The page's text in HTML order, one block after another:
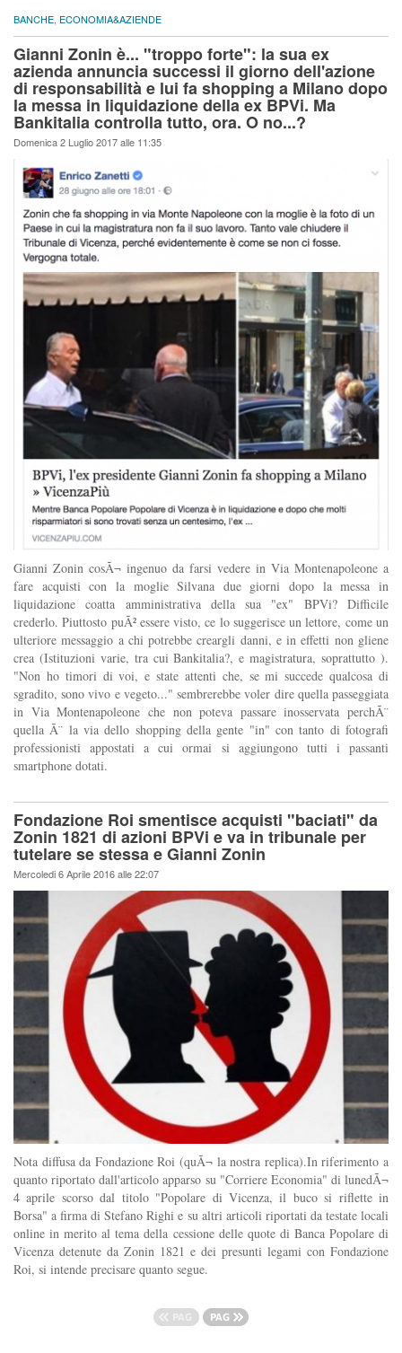
BANCHE, ECONOMIA&AZIENDE
Gianni Zonin è... "troppo forte": la sua ex
azienda annuncia successi il giorno dell'azione
di responsabilità e lui fa shopping a Milano dopo
la messa in liquidazione della ex BPVi. Ma
Bankitalia controlla tutto, ora. O no...?
Domenica 2 Luglio 2017 alle 11:35
Gianni Zonin cosÃ¬ ingenuo da farsi vedere in Via Montenapoleone a
fare acquisti con la moglie Silvana due giorni dopo la messa in
liquidazione coatta amministrativa della sua "ex" BPVi? Difficile
crederlo. Piuttosto puÃ² essere visto, ce lo suggerisce un lettore, come un
ulteriore messaggio a chi potrebbe creargli danni, e in effetti non gliene
crea (Istituzioni varie, tra cui Bankitalia?, e magistratura, soprattutto ).
"Non ho timori di voi, e state attenti che, se mi succede qualcosa di
sgradito, sono vivo e vegeto..." sembrerebbe voler dire quella passeggiata
in Via Montenapoleone che non poteva passare inosservata perchÃ¨
quella Ã¨ la via dello shopping della gente "in" con tanto di fotografi
professionisti appostati a cui ormai si aggiungono tutti i passanti
smartphone dotati.
Fondazione Roi smentisce acquisti "baciati" da
Zonin 1821 di azioni BPVi e va in tribunale per
tutelare se stessa e Gianni Zonin
Mercoledi 6 Aprile 2016 alle 22:07
Nota diffusa da Fondazione Roi (quÃ¬ la nostra replica).In riferimento a
quanto riportato dall'articolo apparso su "Corriere Economia" di lunedÃ¬
4 aprile scorso dal titolo "Popolare di Vicenza, il buco si riflette in
Borsa" a firma di Stefano Righi e su altri articoli riportati da testate locali
online in merito al tema della cessione delle quote di Banca Popolare di
Vicenza detenute da Zonin 1821 e dei presunti legami con Fondazione
Roi, si intende precisare quanto segue.